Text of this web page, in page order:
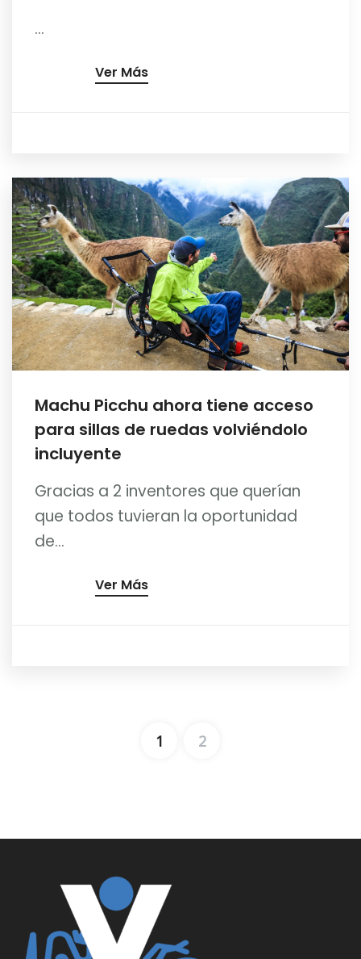
...
Ver Más
Machu Picchu ahora tiene acceso
para sillas de ruedas volviéndolo
incluyente
Gracias a 2 inventores que querían
que todos tuvieran la oportunidad
de...
Ver Más
1 2